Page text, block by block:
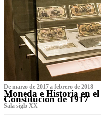
De marzo de 2017 a febrero de 2018
Moneda e Historia en
Constitución de 1917
Sala siglo XX